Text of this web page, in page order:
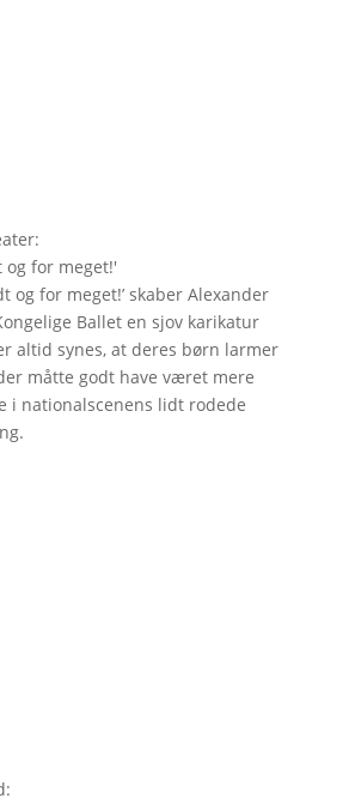
:
og for meget!'
og for meget!’ skaber Alexander
Ballet en sjov karikatur
altid synes, at deres børn larmer
måtte godt have været mere
i nationalscenens lidt rodede
: